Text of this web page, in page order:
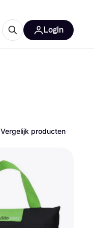
Login
Vergelijk producten